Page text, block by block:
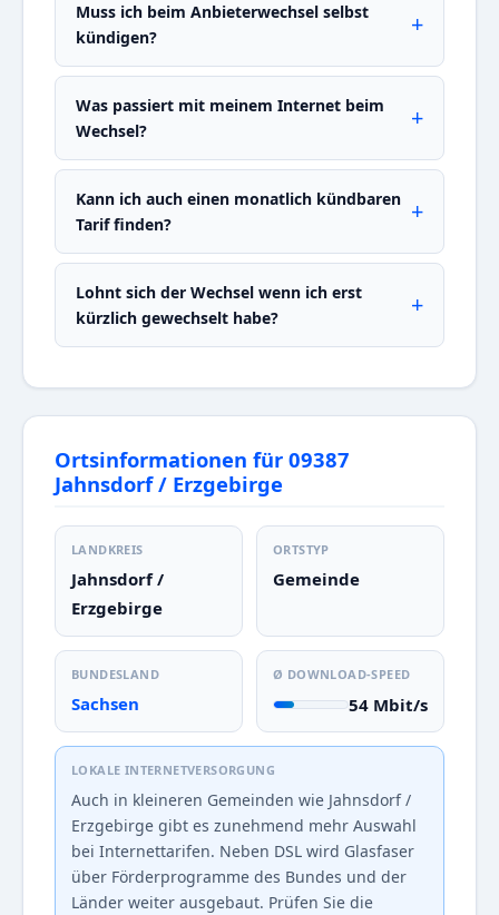
Muss ich beim Anbieterwechsel selbst
kündigen?
Was passiert mit meinem Internet beim
Wechsel?
Kann ich auch einen monatlich kündbaren
Tarif finden?
Lohnt sich der Wechsel wenn ich erst
kürzlich gewechselt habe?
Ortsinformationen für 09387
Jahnsdorf / Erzgebirge
LANDKREIS
Jahnsdorf /
Erzgebirge
ORTSTYP
Gemeinde
BUNDESLAND
Sachsen
Ø DOWNLOAD-SPEED
54 Mbit/s
LOKALE INTERNETVERSORGUNG
Auch in kleineren Gemeinden wie Jahnsdorf /
Erzgebirge gibt es zunehmend mehr Auswahl
bei Internettarifen. Neben DSL wird Glasfaser
über Förderprogramme des Bundes und der
Länder weiter ausgebaut. Prüfen Sie die